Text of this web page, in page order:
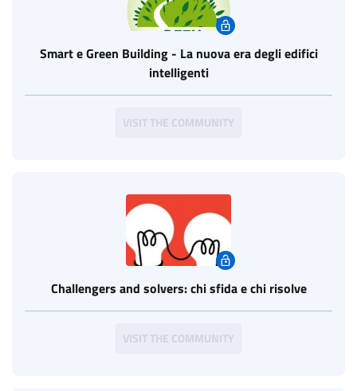
Smart e Green Building - La nuova era degli edifici
intelligenti
VISIT THE COMMUNITY
Challengers and solvers: chi sfida e chi risolve
VISIT THE COMMUNITY